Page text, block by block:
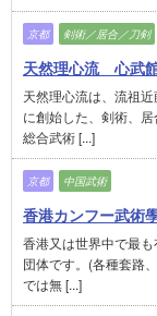
京都 剣術／居合／刀剣
天然理心流 心武
天然理心流は、流祖
に創始した、剣術、
総合武術 [...]
京都 中国武術
香港カンフー武術
香港又は世界中で最
団体です。(各種套路
では無 [...]